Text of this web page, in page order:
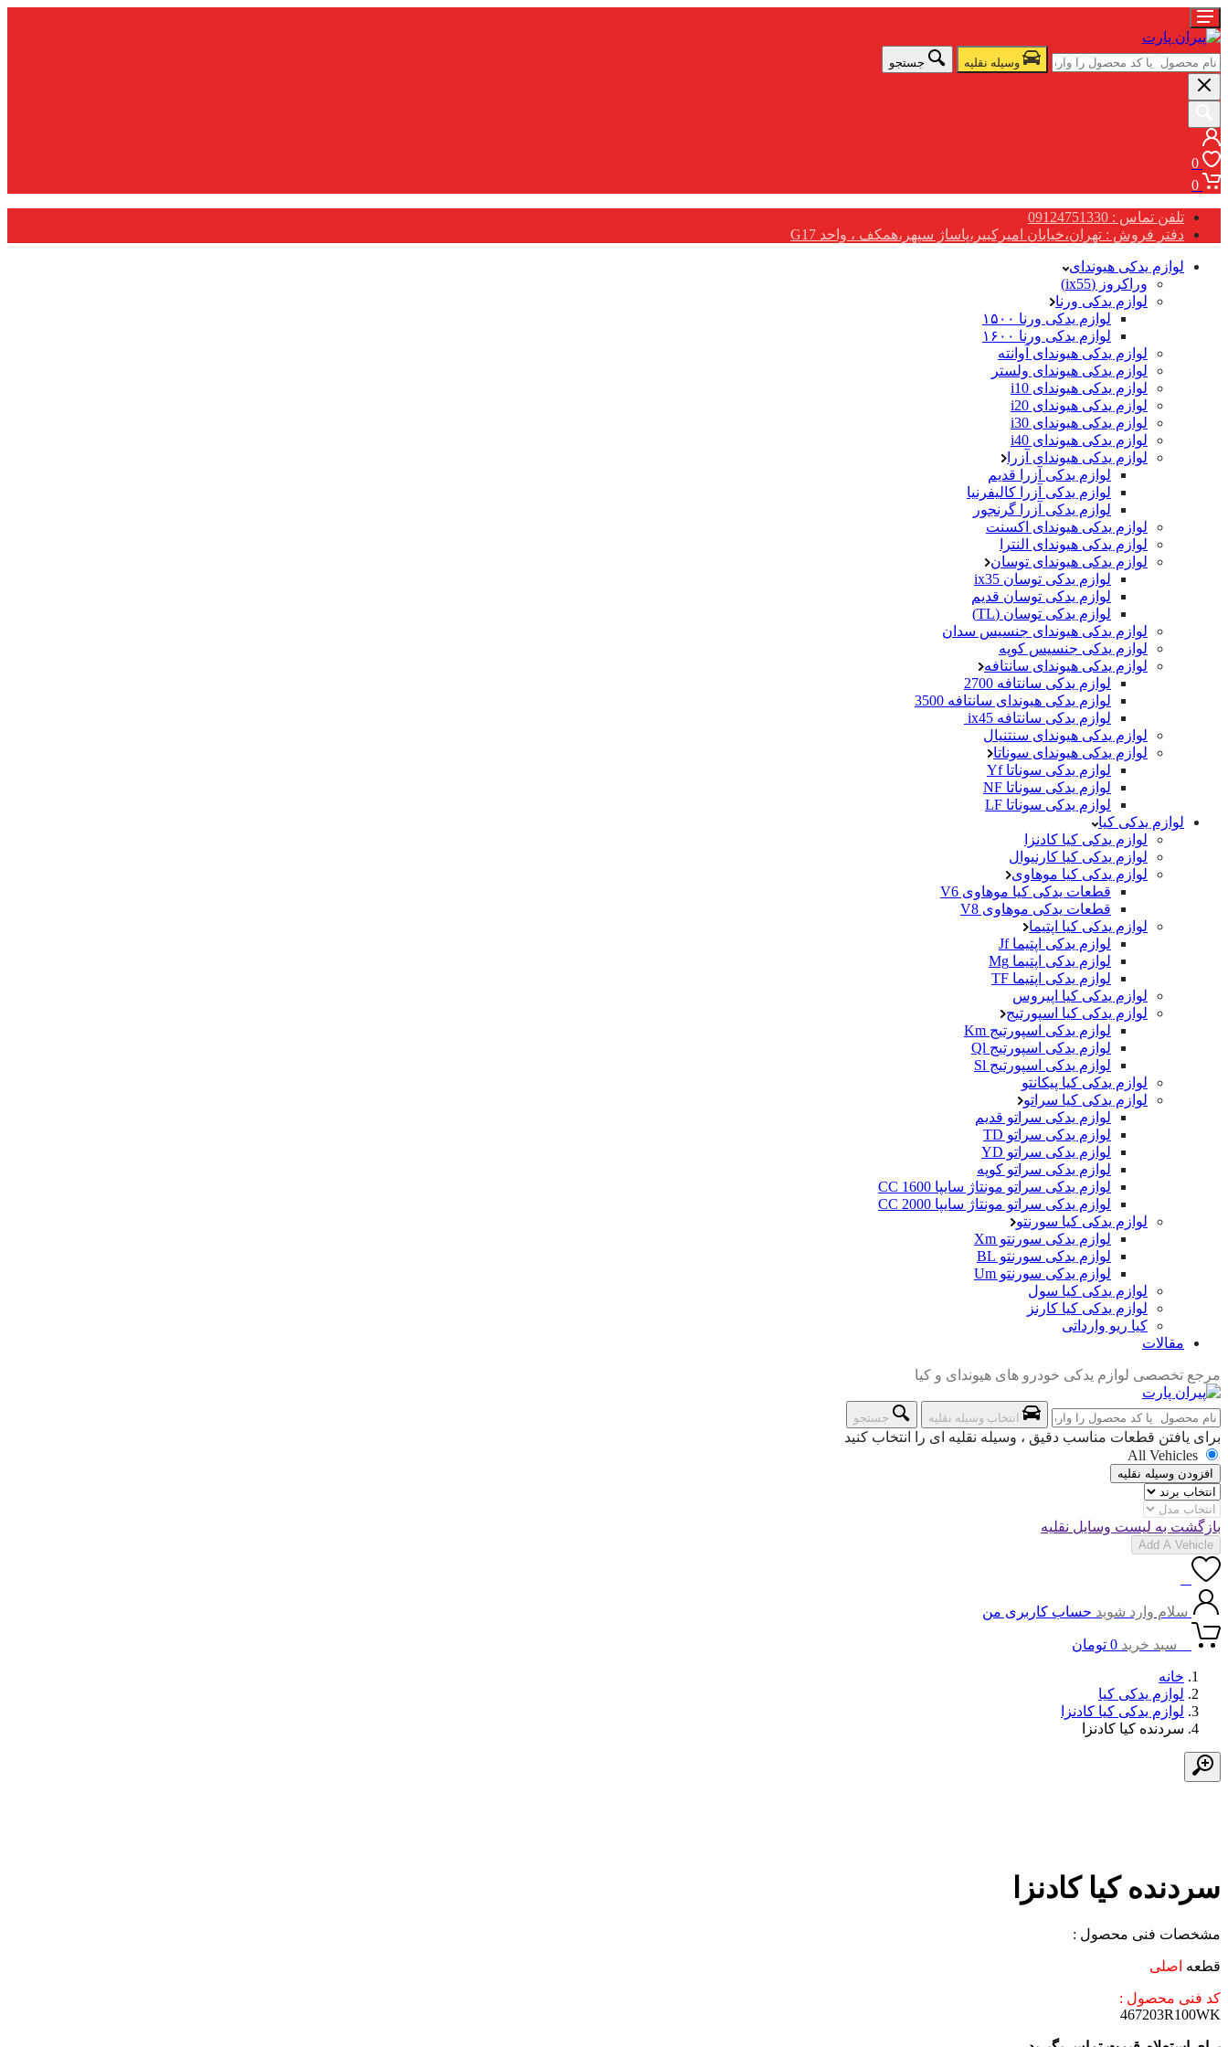
وسیله نقلیه جستجو
0
0
تلفن تماس : 09124751330
دفتر فروش : تهران،خیابان امیرکبیر،پاساژ سپهر،همکف ، واحد G17
لوازم یدکی هیوندای
وراکروز (ix55)
لوازم یدکی ورنا
لوازم یدکی ورنا ۱۵۰۰
لوازم یدکی ورنا ۱۶۰۰
لوازم یدکی هیوندای آوانته
لوازم یدکی هیوندای ولستر
لوازم یدکی هیوندای i10
لوازم یدکی هیوندای i20
لوازم یدکی هیوندای i30
لوازم یدکی هیوندای i40
لوازم یدکی هیوندای آزرا
لوازم یدکی آزرا قدیم
لوازم یدکی آزرا کالیفرنیا
لوازم یدکی آزرا گرنجور
لوازم یدکی هیوندای اکسنت
لوازم یدکی هیوندای النترا
لوازم یدکی هیوندای توسان
لوازم یدکی توسان ix35
لوازم یدکی توسان قدیم
لوازم یدکی توسان (TL)
لوازم یدکی هیوندای جنسیس سدان
لوازم یدکی جنسیس کوپه
لوازم یدکی هیوندای سانتافه
لوازم یدکی سانتافه 2700
لوازم یدکی هیوندای سانتافه 3500
لوازم یدکی سانتافه ix45
لوازم یدکی هیوندای سنتنیال
لوازم یدکی هیوندای سوناتا
لوازم یدکی سوناتا Yf
لوازم یدکی سوناتا NF
لوازم یدکی سوناتا LF
لوازم یدکی کیا
لوازم یدکی کیا کادنزا
لوازم یدکی کیا کارنیوال
لوازم یدکی کیا موهاوی
قطعات یدکی کیا موهاوی V6
قطعات یدکی موهاوی V8
لوازم یدکی کیا اپتیما
لوازم یدکی اپتیما Jf
لوازم یدکی اپتیما Mg
لوازم یدکی اپتیما TF
لوازم یدکی کیا اپیروس
لوازم یدکی کیا اسپورتیج
لوازم یدکی اسپورتیج Km
لوازم یدکی اسپورتیج Ql
لوازم یدکی اسپورتیج Sl
لوازم یدکی کیا پیکانتو
لوازم یدکی کیا سراتو
لوازم یدکی سراتو قدیم
لوازم یدکی سراتو TD
لوازم یدکی سراتو YD
لوازم یدکی سراتو کوپه
لوازم یدکی سراتو مونتاژ سایپا 1600 CC
لوازم یدکی سراتو مونتاژ سایپا 2000 CC
لوازم یدکی کیا سورنتو
لوازم یدکی سورنتو Xm
لوازم یدکی سورنتو BL
لوازم یدکی سورنتو Um
لوازم یدکی کیا سول
لوازم یدکی کیا کارنز
کیا ریو وارداتی
مقالات
مرجع تخصصی لوازم یدکی خودرو های هیوندای و کیا
انتخاب وسیله نقلیه جستجو
برای یافتن قطعات مناسب دقیق ، وسیله نقلیه ای را انتخاب کنید
All Vehicles
افزودن وسیله نقلیه
بازگشت به لیست وسایل نقلیه
Add A Vehicle
سلام وارد شوید حساب کاربری من
سبد خرید 0 تومان
خانه
لوازم یدکی کیا
لوازم یدکی کیا کادنزا
سردنده کیا کادنزا
سردنده کیا کادنزا
مشخصات فنی محصول :
قطعه اصلی
کد فنی محصول :
467203R100WK